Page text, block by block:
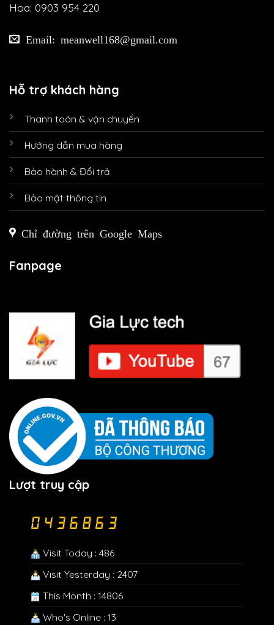
Hoa: 0903 954 220
Email: meanwell168@gmail.com
Hỗ trợ khách hàng
Thanh toán & vận chuyển
Hướng dẫn mua hàng
Bảo hành & Đổi trả
Bảo mật thông tin
Chỉ đường trên Google Maps
Fanpage
Lượt truy cập
Visit Today : 486
Visit Yesterday : 2407
This Month : 14806
Who's Online : 13